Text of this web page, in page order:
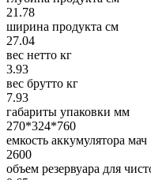
21.78
ширина продукта см
27.04
вес нетто кг
3.93
вес брутто кг
7.93
габариты упаковки мм
270*324*760
емкость аккумулятора мач
2600
объем резервуара для